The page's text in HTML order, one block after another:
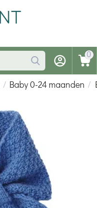
0
/ Baby 0-24 maanden /